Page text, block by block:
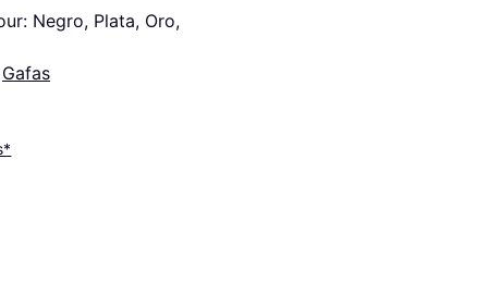
Negro, Plata, Oro,
Gafas